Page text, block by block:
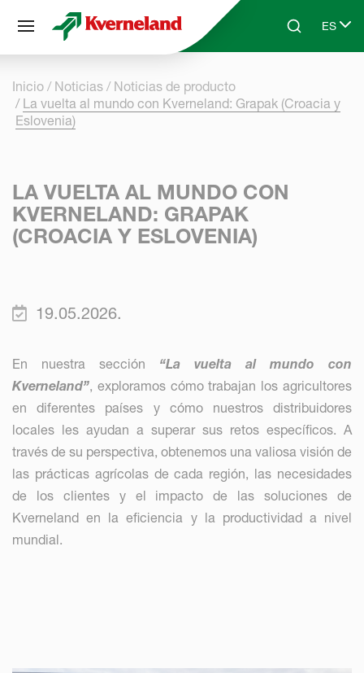
Skip to main contentSearchES
Select
Inicio Noticias
Noticias de producto
La vuelta al mundo con Kverneland: Grapak (Croacia y
Eslovenia)
LA VUELTA AL MUNDO CON
KVERNELAND: GRAPAK
(CROACIA Y ESLOVENIA)
19.05.2026.
En nuestra sección “La vuelta al mundo con
Kverneland”, exploramos cómo trabajan los agricultores
en diferentes países y cómo nuestros distribuidores
locales les ayudan a superar sus retos específicos. A
través de su perspectiva, obtenemos una valiosa visión de
las prácticas agrícolas de cada región, las necesidades
de los clientes y el impacto de las soluciones de
Kverneland en la eficiencia y la productividad a nivel
mundial.
Panel de gestión de cookies